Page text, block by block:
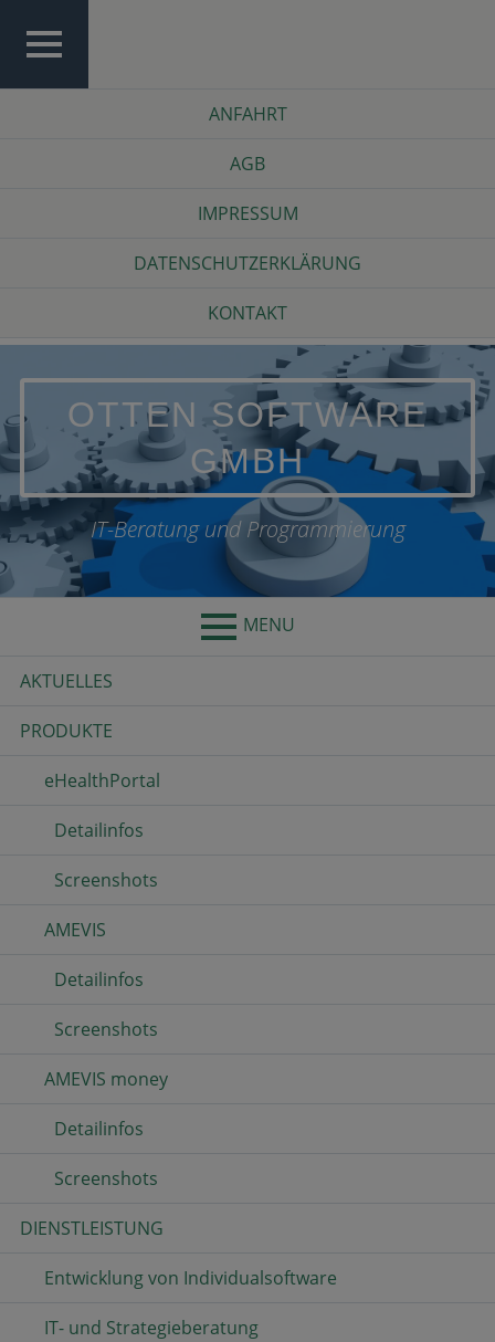
content
ANFAHRT
AGB
IMPRESSUM
DATENSCHUTZERKLÄRUNG
KONTAKT
OTTEN SOFTWARE
GMBH
IT-Beratung und Programmierung
MENU
Primary
Menu
AKTUELLES
PRODUKTE
eHealthPortal
Detailinfos
Screenshots
AMEVIS
Detailinfos
Screenshots
AMEVIS money
Detailinfos
Screenshots
DIENSTLEISTUNG
Entwicklung von Individualsoftware
IT- und Strategieberatung